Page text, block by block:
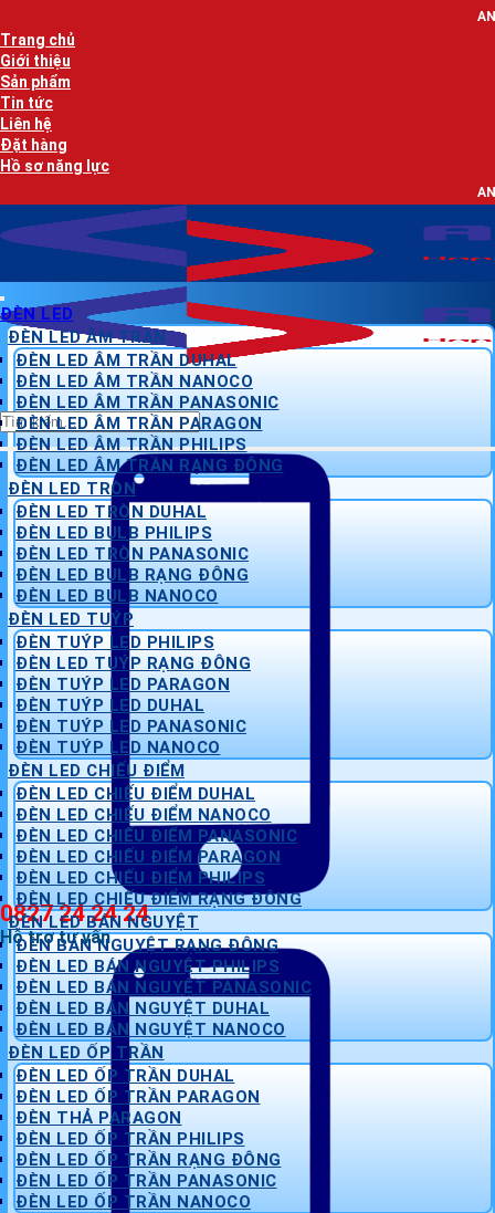
qua
nội
dung
AN LẠC PHÁT -
Trang chủ
Giới thiệu
Sản phẩm
Tin tức
Liên hệ
Đặt hàng
Hồ sơ năng lực
AN LẠC PHÁT -
Tìm
kiếm:
0827 24 24 24
Hỗ trợ tư vấn
ĐÈN LED
ĐÈN LED ÂM TRẦN
ĐÈN LED ÂM TRẦN DUHAL
ĐÈN LED ÂM TRẦN NANOCO
ĐÈN LED ÂM TRẦN PANASONIC
ĐÈN LED ÂM TRẦN PARAGON
ĐÈN LED ÂM TRẦN PHILIPS
ĐÈN LED ÂM TRẦN RẠNG ĐÔNG
ĐÈN LED TRÒN
ĐÈN LED TRÒN DUHAL
ĐÈN LED BULB PHILIPS
ĐÈN LED TRÒN PANASONIC
ĐÈN LED BULB RẠNG ĐÔNG
ĐÈN LED BULB NANOCO
ĐÈN LED TUÝP
ĐÈN TUÝP LED PHILIPS
ĐÈN LED TUÝP RẠNG ĐÔNG
ĐÈN TUÝP LED PARAGON
ĐÈN TUÝP LED DUHAL
ĐÈN TUÝP LED PANASONIC
ĐÈN TUÝP LED NANOCO
ĐÈN LED CHIẾU ĐIỂM
ĐÈN LED CHIẾU ĐIỂM DUHAL
ĐÈN LED CHIẾU ĐIỂM NANOCO
ĐÈN LED CHIẾU ĐIỂM PANASONIC
ĐÈN LED CHIẾU ĐIỂM PARAGON
ĐÈN LED CHIẾU ĐIỂM PHILIPS
ĐÈN LED CHIẾU ĐIỂM RẠNG ĐÔNG
ĐÈN LED BÁN NGUYỆT
ĐÈN BÁN NGUYỆT RẠNG ĐÔNG
ĐÈN LED BÁN NGUYỆT PHILIPS
ĐÈN LED BÁN NGUYỆT PANASONIC
ĐÈN LED BÁN NGUYỆT DUHAL
ĐÈN LED BÁN NGUYỆT NANOCO
ĐÈN LED ỐP TRẦN
ĐÈN LED ỐP TRẦN DUHAL
ĐÈN LED ỐP TRẦN PARAGON
ĐÈN THẢ PARAGON
ĐÈN LED ỐP TRẦN PHILIPS
ĐÈN LED ỐP TRẦN RẠNG ĐÔNG
ĐÈN LED ỐP TRẦN PANASONIC
ĐÈN LED ỐP TRẦN NANOCO